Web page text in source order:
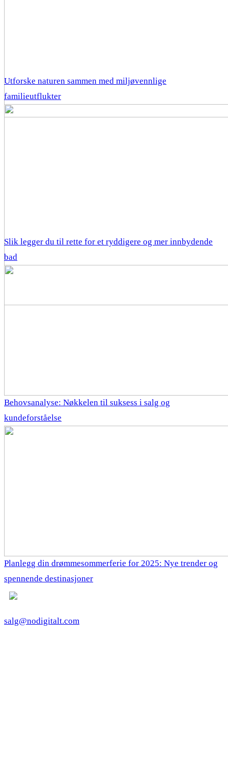
Utforske naturen sammen med miljøvennlige
familieutflukter
Slik legger du til rette for et ryddigere og mer innbydende
bad
Behovsanalyse: Nøkkelen til suksess i salg og
kundeforståelse
Planlegg din drømmesommerferie for 2025: Nye trender og
spennende destinasjoner
salg@nodigitalt.com